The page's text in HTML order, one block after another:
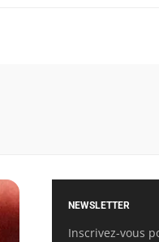
NEWSLETTER
Inscrivez-vous